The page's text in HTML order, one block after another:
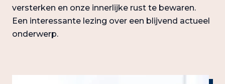
versterken en onze innerlijke rust te bewaren.
Een interessante lezing over een blijvend actueel
onderwerp.